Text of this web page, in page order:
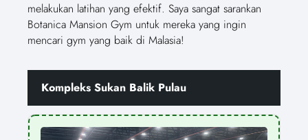
melakukan latihan yang efektif. Saya sangat sarankan
Botanica Mansion Gym untuk mereka yang ingin
mencari gym yang baik di Malasia!
Kompleks Sukan Balik Pulau